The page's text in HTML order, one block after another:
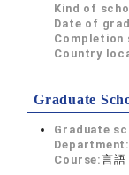
Kind of
Date of
Completion
Country
Graduate
Graduate
Department:
Course:言語